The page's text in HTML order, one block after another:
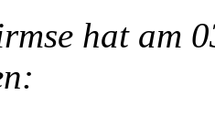
hat am